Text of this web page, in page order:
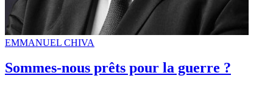
EMMANUEL CHIVA
Sommes-nous prêts pour la guerre ?